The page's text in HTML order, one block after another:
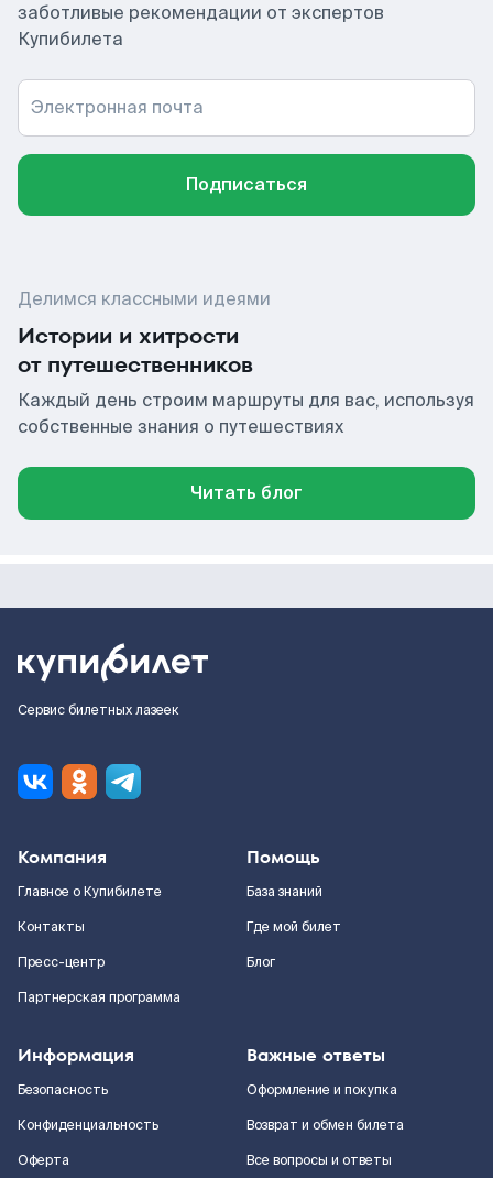
заботливые рекомендации от экспертов
Купибилета
Электронная почта
Подписаться
Делимся классными идеями
Истории и хитрости
от путешественников
Каждый день строим маршруты для вас, используя
собственные знания о путешествиях
Читать блог
Сервис билетных лазеек
Компания
Главное о Купибилете
Контакты
Пресс-центр
Партнерская программа
Помощь
База знаний
Где мой билет
Блог
Информация
Безопасность
Конфиденциальность
Оферта
Важные ответы
Оформление и покупка
Возврат и обмен билета
Все вопросы и ответы